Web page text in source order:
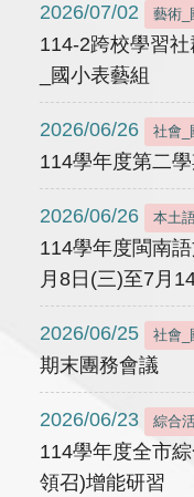
2026/07/02 藝術_
114-2跨校學習社
_國小表藝組
2026/06/26 社會_
114學年度第二
2026/06/26 本土
114學年度閩南
月8日(三)至7月
2026/06/25 社會_
期末團務會議
2026/06/23 綜合
114學年度全市
領召)增能研習